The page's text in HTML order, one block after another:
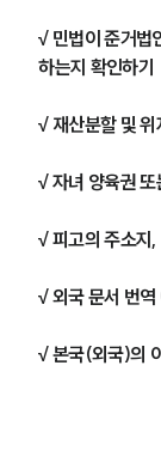
√ 민법이 준거법
하는지 확인하기
√ 재산분할 및 위
√ 자녀 양육권 또
√ 피고의 주소지,
√ 외국 문서 번역
√ 본국(외국)의